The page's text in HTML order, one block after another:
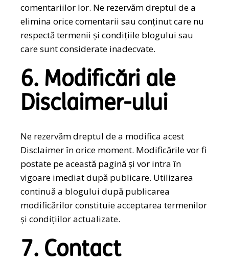
comentariilor lor. Ne rezervăm dreptul de a
elimina orice comentarii sau conținut care nu
respectă termenii și condițiile blogului sau
care sunt considerate inadecvate.
6. Modificări ale
Disclaimer-ului
Ne rezervăm dreptul de a modifica acest
Disclaimer în orice moment. Modificările vor fi
postate pe această pagină și vor intra în
vigoare imediat după publicare. Utilizarea
continuă a blogului după publicarea
modificărilor constituie acceptarea termenilor
și condițiilor actualizate.
7. Contact